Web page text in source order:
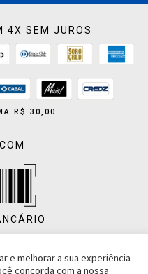
4X SEM JUROS
R$ 30,00
e melhorar a sua experiência
concorda com a nossa